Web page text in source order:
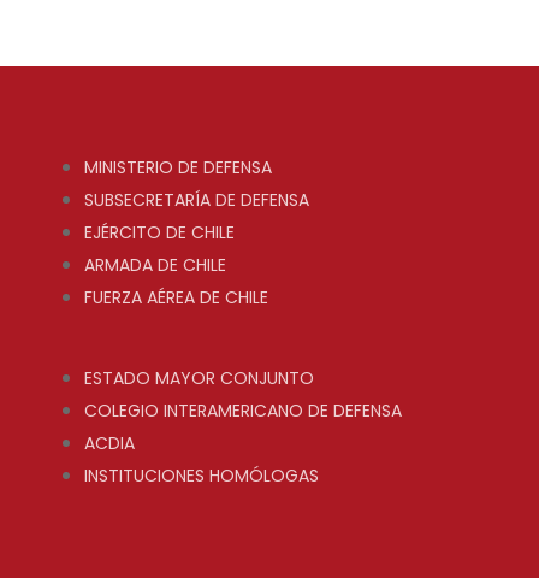
MINISTERIO DE DEFENSA
SUBSECRETARÍA DE DEFENSA
EJÉRCITO DE CHILE
ARMADA DE CHILE
FUERZA AÉREA DE CHILE
ESTADO MAYOR CONJUNTO
COLEGIO INTERAMERICANO DE DEFENSA
ACDIA
INSTITUCIONES HOMÓLOGAS